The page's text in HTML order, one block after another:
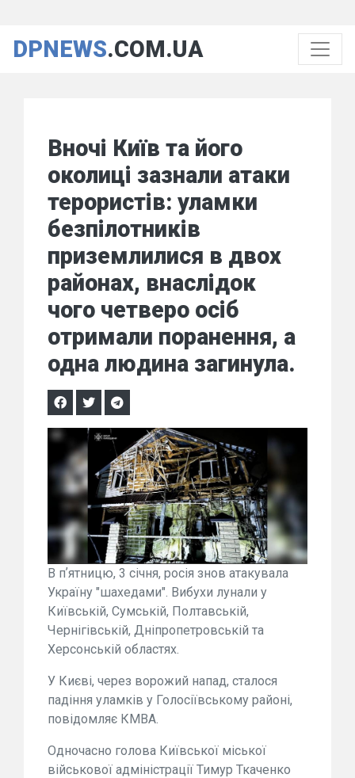
DPNEWS.COM.UA
Вночі Київ та його
околиці зазнали атаки
терористів: уламки
безпілотників
приземлилися в двох
районах, внаслідок
чого четверо осіб
отримали поранення, а
одна людина загинула.
В пʼятницю, 3 січня, росія знов атакувала
Україну "шахедами". Вибухи лунали у
Київській, Сумській, Полтавській,
Чернігівській, Дніпропетровській та
Херсонській областях.
У Києві, через ворожий напад, сталося
падіння уламків у Голосіївському районі,
повідомляє КМВА.
Одночасно голова Київської міської
військової адміністрації Тимур Ткаченко